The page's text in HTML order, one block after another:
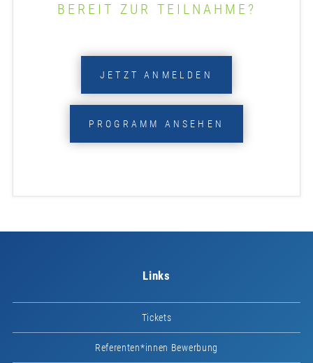
BEREIT ZUR TEILNAHME?
JETZT ANMELDEN
PROGRAMM ANSEHEN
Links
Tickets
Referenten*innen Bewerbung